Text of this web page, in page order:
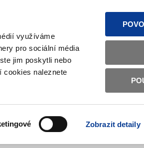
využíváme
pro sociální média
jim poskytli nebo
cookies naleznete
Zobrazit detaily
TEXTOVÁ
VNITŘNÍ VĚCI